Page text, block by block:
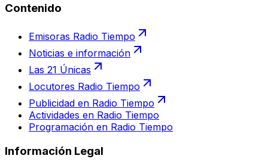
Contenido
Emisoras Radio Tiempo
Noticias e información
Las 21 Únicas
Locutores Radio Tiempo
Publicidad en Radio Tiempo
Actividades en Radio Tiempo
Programación en Radio Tiempo
Información Legal